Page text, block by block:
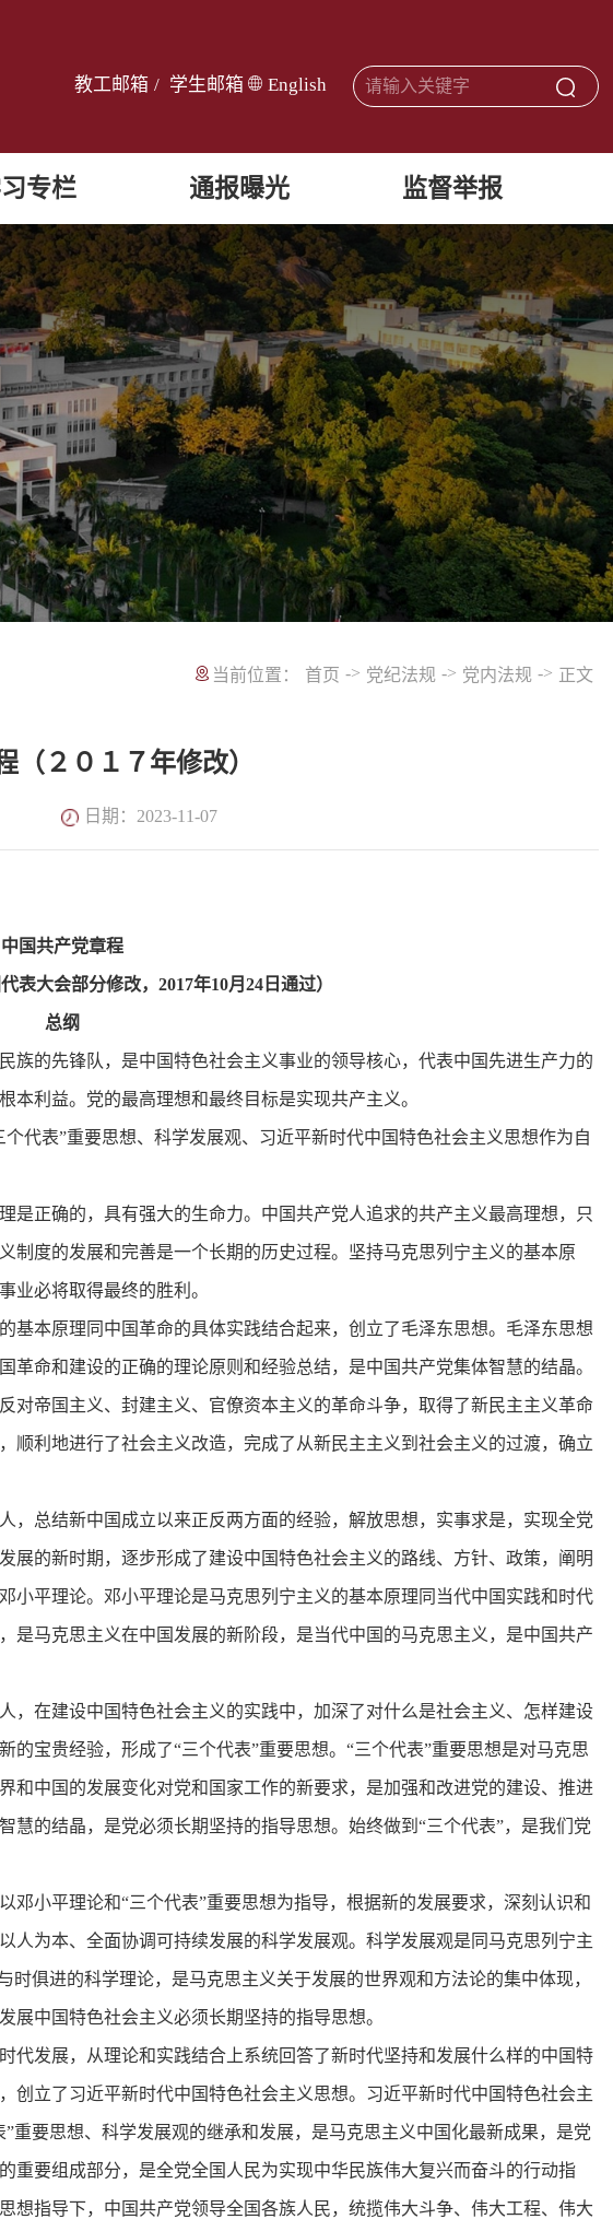
教工邮箱 / 学生邮箱 English
专栏 通报曝光 监督举报
当前位置： 首页 -> 党纪法规 -> 党内法规 -> 正文
（２０１７年修改）
日期：2023-11-07
中国共产党章程
表大会部分修改，2017年10月24日通过）
总纲
族的先锋队，是中国特色社会主义事业的领导核心，代表中国先进生产力的
利益。党的最高理想和最终目标是实现共产主义。
代表”重要思想、科学发展观、习近平新时代中国特色社会主义思想作为自
是正确的，具有强大的生命力。中国共产党人追求的共产主义最高理想，只
制度的发展和完善是一个长期的历史过程。坚持马克思列宁主义的基本原
业必将取得最终的胜利。
基本原理同中国革命的具体实践结合起来，创立了毛泽东思想。毛泽东思想
命和建设的正确的理论原则和经验总结，是中国共产党集体智慧的结晶。
对帝国主义、封建主义、官僚资本主义的革命斗争，取得了新民主主义革命
顺利地进行了社会主义改造，完成了从新民主主义到社会主义的过渡，确立
，总结新中国成立以来正反两方面的经验，解放思想，实事求是，实现全党
展的新时期，逐步形成了建设中国特色社会主义的路线、方针、政策，阐明
小平理论。邓小平理论是马克思列宁主义的基本原理同当代中国实践和时代
是马克思主义在中国发展的新阶段，是当代中国的马克思主义，是中国共产
，在建设中国特色社会主义的实践中，加深了对什么是社会主义、怎样建设
宝贵经验，形成了“三个代表”重要思想。“三个代表”重要思想是对马克思
和中国的发展变化对党和国家工作的新要求，是加强和改进党的建设、推进
的结晶，是党必须长期坚持的指导思想。始终做到“三个代表”，是我们党
小平理论和“三个代表”重要思想为指导，根据新的发展要求，深刻认识和
人为本、全面协调可持续发展的科学发展观。科学发展观是同马克思列宁主
俱进的科学理论，是马克思主义关于发展的世界观和方法论的集中体现，
中国特色社会主义必须长期坚持的指导思想。
代发展，从理论和实践结合上系统回答了新时代坚持和发展什么样的中国特
创立了习近平新时代中国特色社会主义思想。习近平新时代中国特色社会主
重要思想、科学发展观的继承和发展，是马克思主义中国化最新成果，是党
重要组成部分，是全党全国人民为实现中华民族伟大复兴而奋斗的行动指
想指导下，中国共产党领导全国各族人民，统揽伟大斗争、伟大工程、伟大